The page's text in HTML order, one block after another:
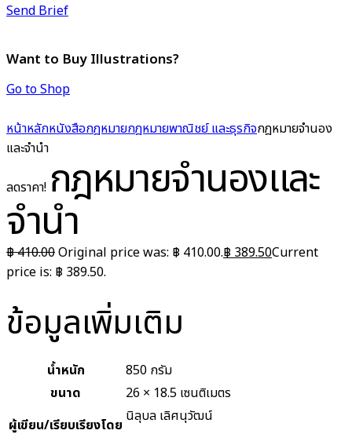
Send Brief
Want to Buy Illustrations?
Go to Shop
หน้าหลักหนังสือกฎหมายกฎหมายพาณิชย์ และธุรกิจกฎหมายจำนอง
และจำนำ
ลดราคา! กฎหมายจำนองและ
จำนำ
฿410.00Original price was: ฿ 410.00.฿ 389.50Current
price is: ฿ 389.50.
ข้อมูลเพิ่มเติม
น้ำหนัก
850 กรัม
ขนาด
26 × 18.5 เซนติเมตร
ผู้เขียน/เรียบเรียงโดย นิลุบล เลิศนุวัฒน์